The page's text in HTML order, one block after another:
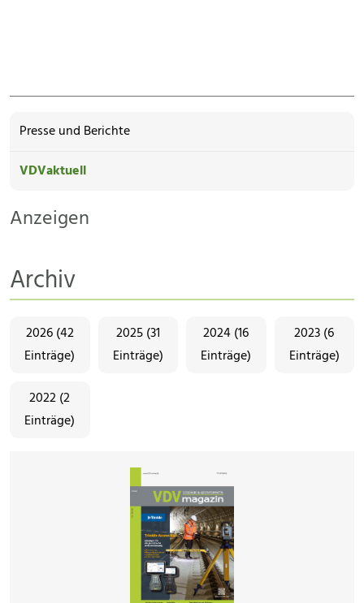
Presse und Berichte
VDVaktuell
Anzeigen
Archiv
2026 (42
Einträge)
2025 (31
Einträge)
2024 (16
Einträge)
2023 (6
Einträge)
2022 (2
Einträge)